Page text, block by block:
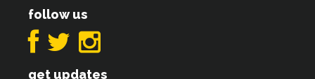
follow us
get updates